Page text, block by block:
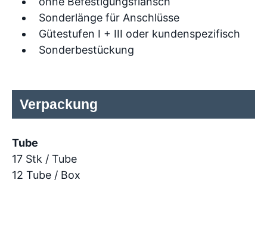
Sonderlänge für Anschlüsse
Gütestufen I + III oder kundenspezifisch
Sonderbestückung
Verpackung
Tube
17 Stk / Tube
12 Tube / Box